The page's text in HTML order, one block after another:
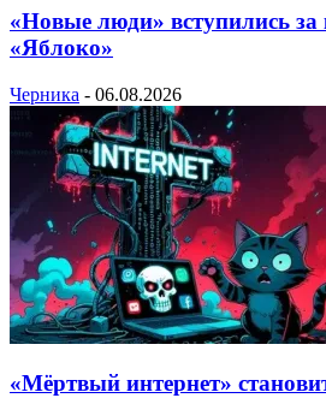
«Новые люди» вступились за
«Яблоко»
Черника - 06.08.2026
«Мёртвый интернет»